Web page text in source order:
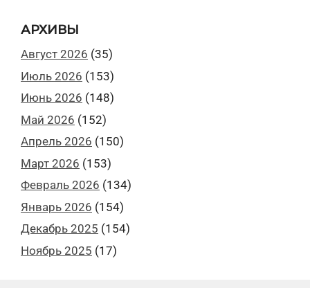
АРХИВЫ
Август 2026 (35)
Июль 2026 (153)
Июнь 2026 (148)
Май 2026 (152)
Апрель 2026 (150)
Март 2026 (153)
Февраль 2026 (134)
Январь 2026 (154)
Декабрь 2025 (154)
Ноябрь 2025 (17)